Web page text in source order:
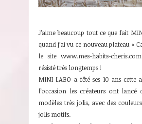
J’aime beaucoup tout ce que fait
quand j’ai vu ce nouveau plateau «
le site www.mes-habits-
résisté très longtemps !
MINI LABO a fêté ses 10 ans cette
l’occasion les créateurs ont lancé
modèles très jolis, avec des
jolis motifs.